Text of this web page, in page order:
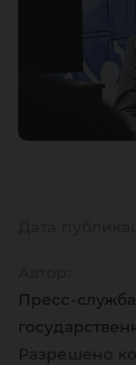
Пресс-
Разрешено